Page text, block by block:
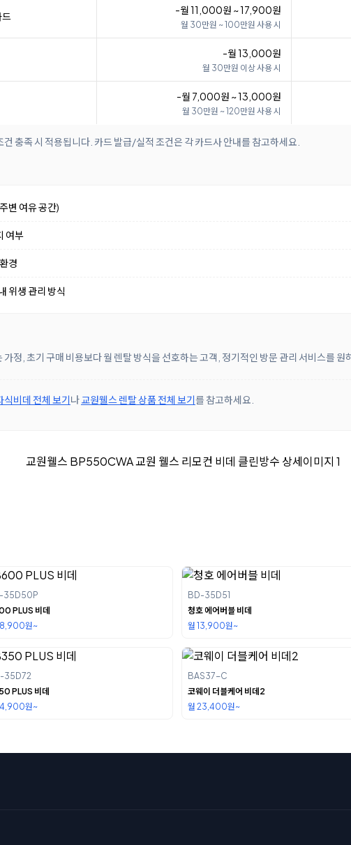
드 -월 11,000원 ~ 17,900원
월 30만원 ~ 100만원 사용 시
-월 13,000원
월 30만원 이상 사용 시
-월 7,000원 ~ 13,000원
월 30만원 ~ 120만원 사용 시
충족 시 적용됩니다. 카드 발급/실적 조건은 각 카드사 안내를 참고하세요.
변 여유 공간)
여부
경
위생 관리 방식
정, 초기 구매 비용보다 월 렌탈 방식을 선호하는 고객, 정기적인 방문 관리 서비스를 원
식비데 전체 보기나교원웰스 렌탈 상품 전체 보기를 참고하세요.
35D50P
PLUS 비데
원~
BD-35D51
청호 에어버블 비데
월 13,900원~
35D72
PLUS 비데
원~
BAS37-C
코웨이 더블케어 비데2
월 23,400원~